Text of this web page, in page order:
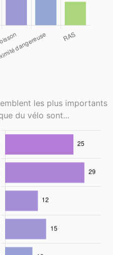
les plus importants
du vélo sont...